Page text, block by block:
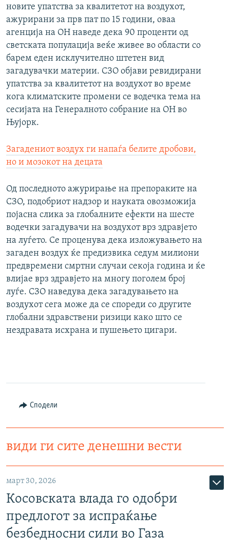
новите упатства за квалитетот на воздухот,
ажурирани за прв пат по 15 години, оваа
агенција на ОН наведе дека 90 проценти од
светската популација веќе живее во области со
барем еден исклучително штетен вид
загадувачки материи. СЗО објави ревидирани
упатства за квалитетот на воздухот во време
кога климатските промени се водечка тема на
сесијата на Генералното собрание на ОН во
Њујорк.
Загадениот воздух ги напаѓа белите дробови,
но и мозокот на децата
Од последното ажурирање на препораките на
СЗО, подобриот надзор и науката овозможија
појасна слика за глобалните ефекти на шесте
водечки загадувачи на воздухот врз здравјето
на луѓето. Се проценува дека изложувањето на
загаден воздух ќе предизвика седум милиони
предвремени смртни случаи секоја година и ќе
влијае врз здравјето на многу поголем број
луѓе. СЗО наведува дека загадувањето на
воздухот сега може да се спореди со другите
глобални здравствени ризици како што се
нездравата исхрана и пушењето цигари.
Сподели
види ги сите денешни вести
март 30, 2026
Косовската влада го одобри
предлогот за испраќање
безбедносни сили во Газа